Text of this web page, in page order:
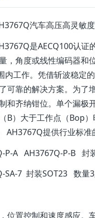
汽车高压高灵敏
是AECQ100认证
，角度或线性编码器和
内工作。凭借斩波稳定
可靠的解决方案。为了
和齐纳钳位。单个漏极
B）大于工作点（Bop
AH3767Q提供行业标准
P-A AH3767Q-P-B 封
SA-7 封装SOT23 数量
位置控制和速度感应。